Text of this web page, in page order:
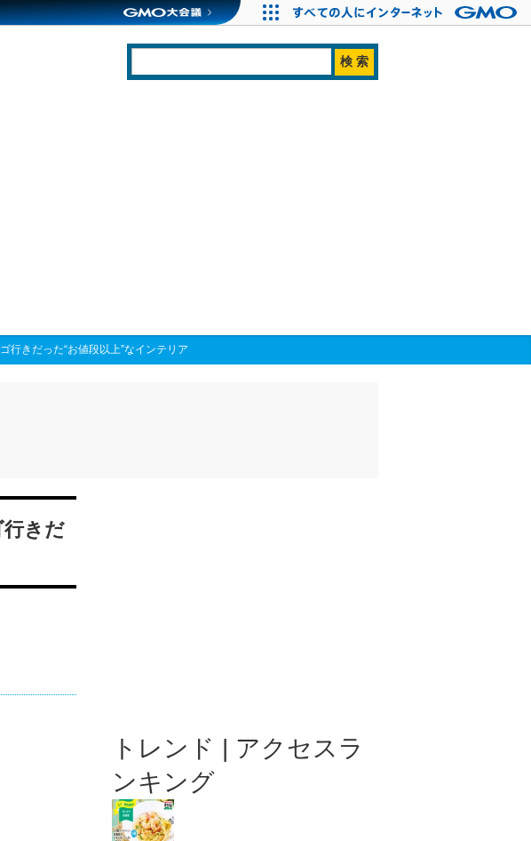
行きだった“お値段以上”なインテリア
きだ
トレンド | アクセスラ
ンキング